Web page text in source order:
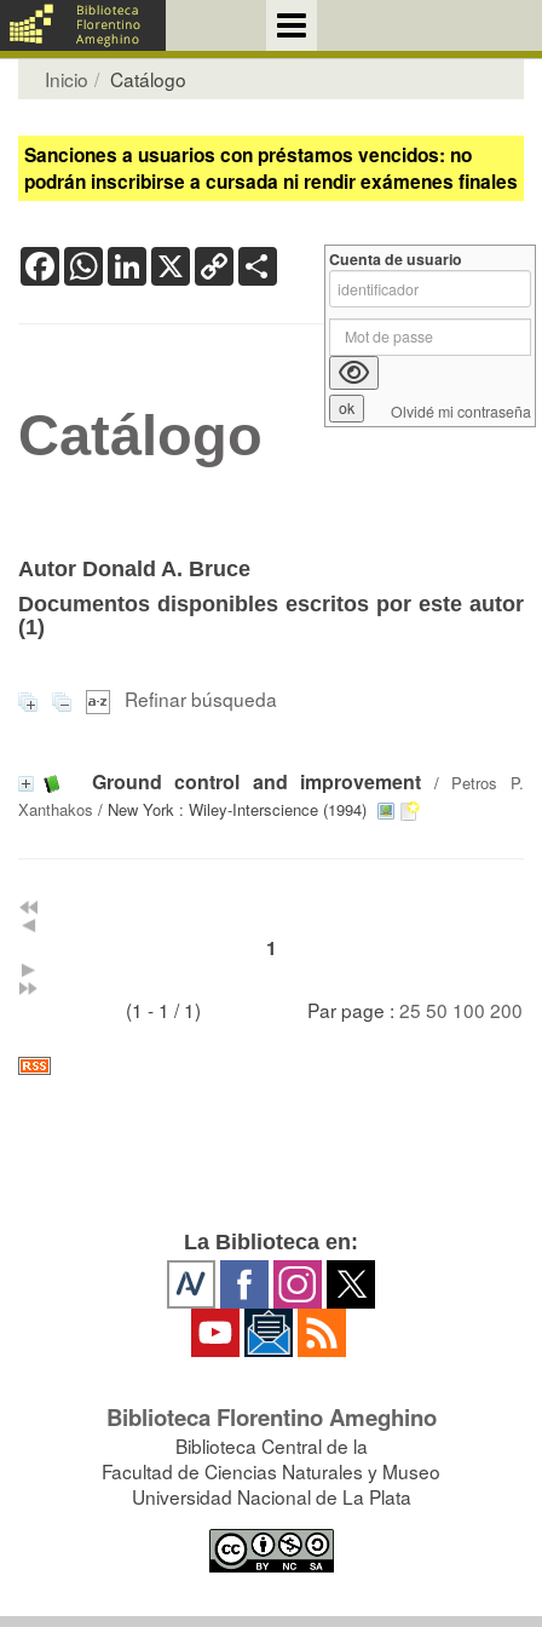
Inicio Catálogo
Sanciones a usuarios con préstamos vencidos: no
podrán inscribirse a cursada ni rendir exámenes finales
FacebookWhatsApp
LinkedIn
X Copy
Link
Catálogo
Autor Donald A. Bruce
Documentos disponibles escritos por este autor
(1)
Refinar búsqueda
Ground control and improvement / Petros P.
Xanthakos / New York : Wiley-Interscience (1994)
1
(1 - 1 / 1) Par page : 25 50 100 200
Cuenta de usuario
Olvidé mi contraseña
La Biblioteca en:
Biblioteca Florentino Ameghino
Biblioteca Central de la
Facultad de Ciencias Naturales y Museo
Universidad Nacional de La Plata